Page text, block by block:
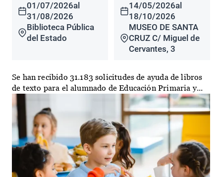
01/07/2026al
31/08/2026
Biblioteca Pública
del Estado
14/05/2026al
18/10/2026
MUSEO DE SANTA
CRUZ C/ Miguel de
Cervantes, 3
Se han recibido 31.183 solicitudes de ayuda de libros
de texto para el alumnado de Educación Primaria y...